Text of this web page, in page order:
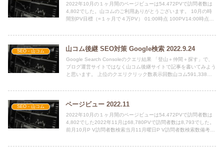
2022年10月の１ヶ月間のページビューは54.472PVで訪問者数は
4,802でした。山コムのご利用ありがとうございます。 10月の時
間別PV目標（=１ヶ月で４万PV） 01:00時点 100PV14:00時点
SEO - 山コム 山コム後継 SEO対策 Google検索 2022.9.24
Google Search Consoleのクエリ結果 「登山＋仲間＋探す」で、
ブログ運営サイトではなく山コム後継サイトで記事を書いてみよう
と思います。 上位のクエリクリック数表示回数山コム591,338山
SEO - 山コム ページビュー 2022.11
2022年10月の１ヶ月間のページビューは54.472PVで訪問者数は
4,802でした2022年11月は68,780PVで訪問者数は8,793でした。
前月10月P V訪問者数検索当月11月曜日P V訪問者数検索数備考